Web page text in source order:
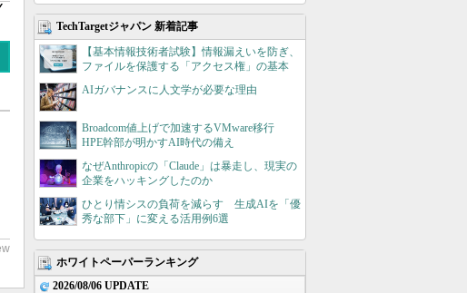
TechTargetジャパン 新着記事
【基本情報技術者試験】情報漏えいを防ぎ、
ファイルを保護する「アクセス権」の基本
AIガバナンスに人文学が必要な理由
Broadcom値上げで加速するVMware移行
HPE幹部が明かすAI時代の備え
なぜAnthropicの「Claude」は暴走し、現実の
企業をハッキングしたのか
ひとり情シスの負荷を減らす 生成AIを「優
秀な部下」に変える活用例6選
ホワイトペーパーランキング
2026/08/06 UPDATE